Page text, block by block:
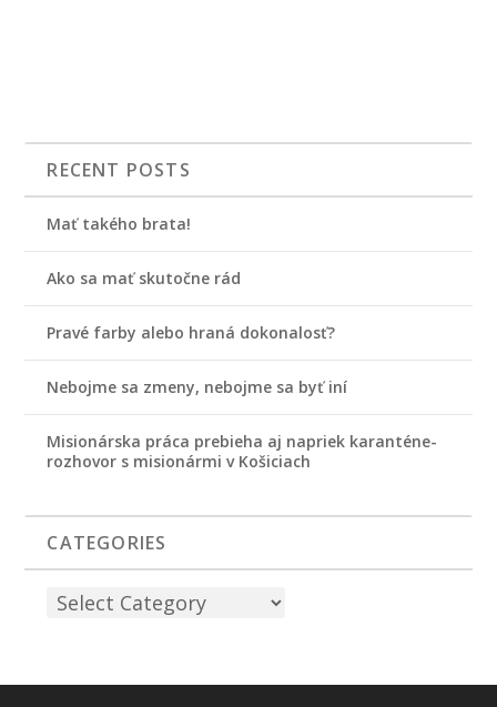
RECENT POSTS
Mať takého brata!
Ako sa mať skutočne rád
Pravé farby alebo hraná dokonalosť?
Nebojme sa zmeny, nebojme sa byť iní
Misionárska práca prebieha aj napriek karanténe-
rozhovor s misionármi v Košiciach
CATEGORIES